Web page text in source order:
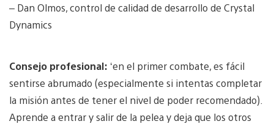
– Dan Olmos, control de calidad de desarrollo de Crystal
Dynamics
Consejo profesional: ‘en el primer combate, es fácil
sentirse abrumado (especialmente si intentas completar
la misión antes de tener el nivel de poder recomendado).
Aprende a entrar y salir de la pelea y deja que los otros